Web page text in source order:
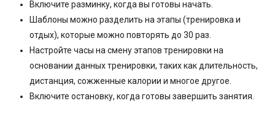
Включите разминку, когда вы готовы начать.
Шаблоны можно разделить на этапы (тренировка и
отдых), которые можно повторять до 30 раз.
Настройте часы на смену этапов тренировки на
основании данных тренировки, таких как длительность,
дистанция, сожженные калории и многое другое.
Включите остановку, когда готовы завершить занятия.